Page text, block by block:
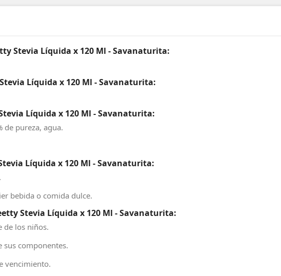
Stevia Líquida x 120 Ml - Savanaturita:
Líquida x 120 Ml - Savanaturita:
Líquida x 120 Ml - Savanaturita:
de pureza, agua.
Líquida x 120 Ml - Savanaturita:
bebida o comida dulce.
Stevia Líquida x 120 Ml - Savanaturita:
de los niños.
sus componentes.
vencimiento.